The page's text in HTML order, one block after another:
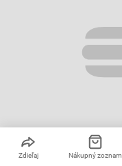
Zdieľaj Nákupný zoznam